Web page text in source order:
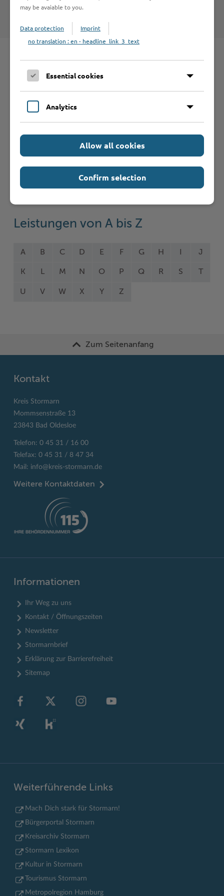
Nutzungsbedingungen
Formulare
Leistungen von A bis Z
A B C D E F G H J
K L M N O P Q R S
U V W X Y Z
Zum Seitenanfang
Kontakt
Kreis Stormarn
Mommsenstraße 13
23843 Bad Oldesloe
Telefon: 0 45 31 / 16 00
Telefax: 0 45 31 / 8 47 34
Mail: info@kreis-stormarn.de
Weitere Kontaktdaten
Informationen
Ihr Weg zu uns
Kontakt / Öffnungszeiten
Newsletter
Stormarnbrief
Erklärung zur Barrierefreiheit
Sitemap
Weiterführende Links
Mach Dich stark für Stormarn!
Bürgerportal Stormarn
Kreisarchiv Stormarn
Stormarn Lexikon
Kultur in Stormarn
Tourismus Stormarn
Metropolregion Hamburg
may be avaiable to you.
Data protection
Imprint
no translation : en - headline_link_3_text
Essential cookies
Analytics
Allow all cookies
Confirm selection